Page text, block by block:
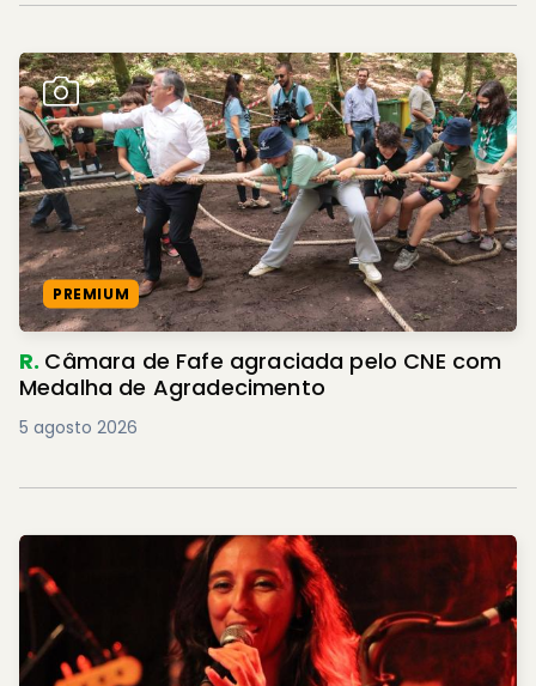
PREMIUM
R. Câmara de Fafe agraciada pelo CNE com
Medalha de Agradecimento
5 agosto 2026